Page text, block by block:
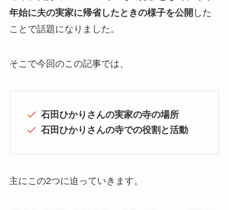
年始に夫の実家に帰省したときの様子を公開 した
ことで話題になりました。
そこで今回のこの記事では、
石田ひかりさんの実家の寺の場所
石田ひかりさんの寺での役割と活動
主にこの2つに迫っていきます。